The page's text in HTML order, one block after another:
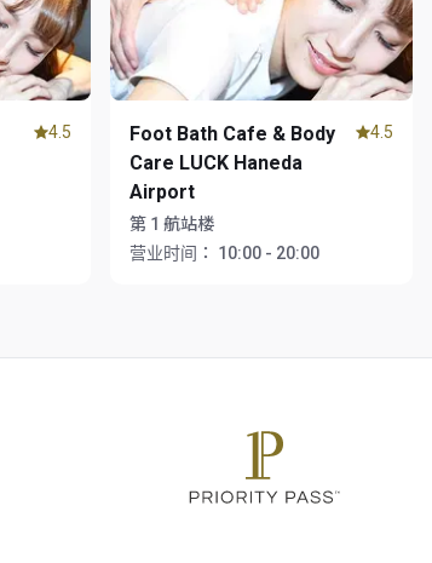
4.5
Foot Bath Cafe & Body
Care LUCK Haneda
Airport
第 1 航站楼
营业时间：
10:00 - 20:00
4.5